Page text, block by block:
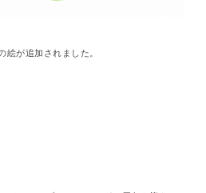
絵が追加されました。